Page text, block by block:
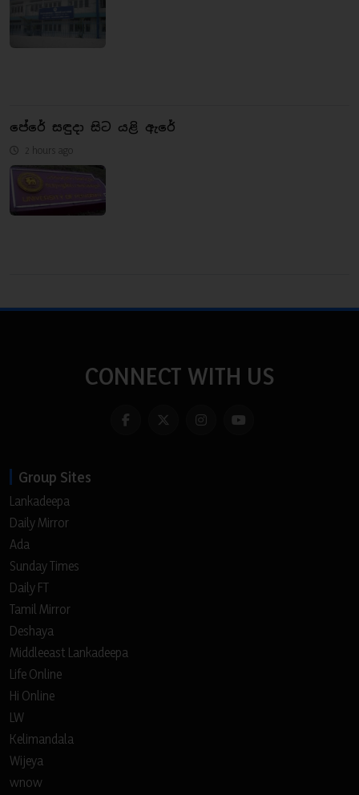
පේරේ සඳුදා සිට යළි ඇරේ
2 hours ago
CONNECT WITH US
Group Sites
Lankadeepa
Daily Mirror
Ada
Sunday Times
Daily FT
Tamil Mirror
Deshaya
Middleeast Lankadeepa
Life Online
Hi Online
LW
Kelimandala
Wijeya
wnow